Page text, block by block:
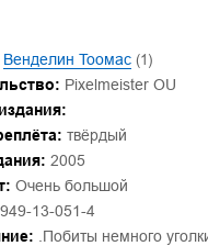
Венделин Тоомас (1)
Pixelmeister OU
твёрдый
2005
Очень большой
13-051-4
.Побиты немного